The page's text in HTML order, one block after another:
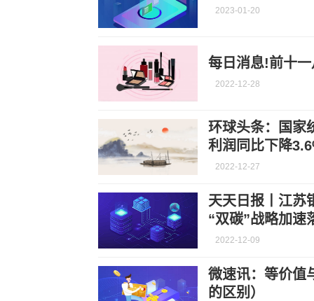
2023-01-20
每日消息!前十一
2022-12-28
环球头条：国家
利润同比下降
2022-12-27
天天日报丨江苏
“双碳”战略加速
2022-12-09
微速讯：等价值
的区别）